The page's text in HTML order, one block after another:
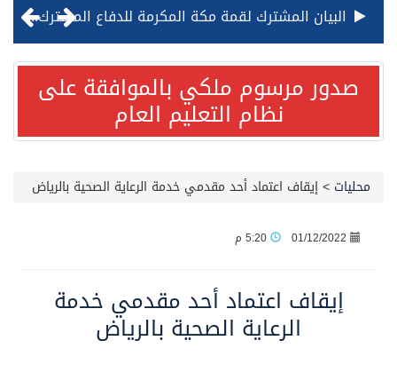
البيان المشترك لقمة مكة المكرمة للدفاع المشترك بين المملكة وتركيا وباكستان
قيادة القوات المشتركة للتحالف: نفذنا عملية رد عسكري متناسبة لأهداف عسكرية مشروعة تابعة للمليشيا الحوثية الإرهابية في محافظة الحديدة
صدور مرسوم ملكي بالموافقة على
نظام التعليم العام
محليات > إيقاف اعتماد أحد مقدمي خدمة الرعاية الصحية بالرياض
01/12/2022
إيقاف اعتماد أحد مقدمي خدمة
الرعاية الصحية بالرياض